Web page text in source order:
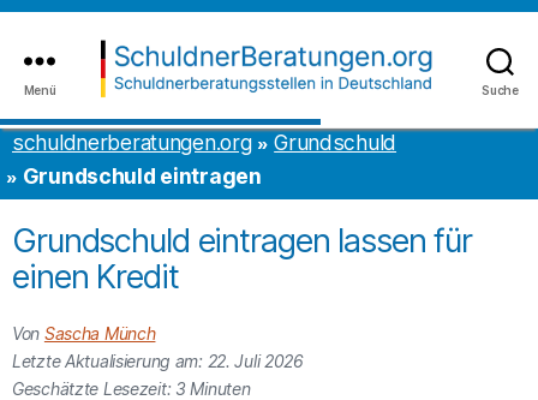
Inhalt
springen
to
the
content
Suche
schuldnerberatungen.org
Menü
schuldnerberatungen.org
Grundschuld
Grundschuld eintragen
Grundschuld eintragen lassen für
einen Kredit
Von Sascha Münch
Letzte Aktualisierung am: 22. Juli 2026
Geschätzte Lesezeit: 3 Minuten